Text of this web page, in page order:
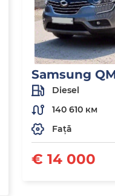
Samsung
Diesel
140 610 км
Față
€ 14 000